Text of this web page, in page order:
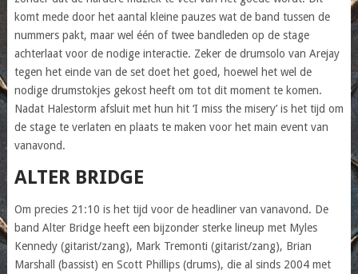
komt mede door het aantal kleine pauzes wat de band tussen de
nummers pakt, maar wel één of twee bandleden op de stage
achterlaat voor de nodige interactie. Zeker de drumsolo van Arejay
tegen het einde van de set doet het goed, hoewel het wel de
nodige drumstokjes gekost heeft om tot dit moment te komen.
Nadat Halestorm afsluit met hun hit ‘I miss the misery’ is het tijd om
de stage te verlaten en plaats te maken voor het main event van
vanavond.
ALTER BRIDGE
Om precies 21:10 is het tijd voor de headliner van vanavond. De
band Alter Bridge heeft een bijzonder sterke lineup met Myles
Kennedy (gitarist/zang), Mark Tremonti (gitarist/zang), Brian
Marshall (bassist) en Scott Phillips (drums), die al sinds 2004 met